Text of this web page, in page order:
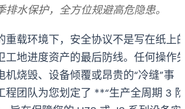
排水保护，全方位规避高危隐患。
重载环境下，安全协议不是写在纸上
工地进度资产的最后防线。任何操作
机烧毁、设备倾覆或昂贵的“冷缝”事
程团队为您划定了 **“生产全周期 3 阶